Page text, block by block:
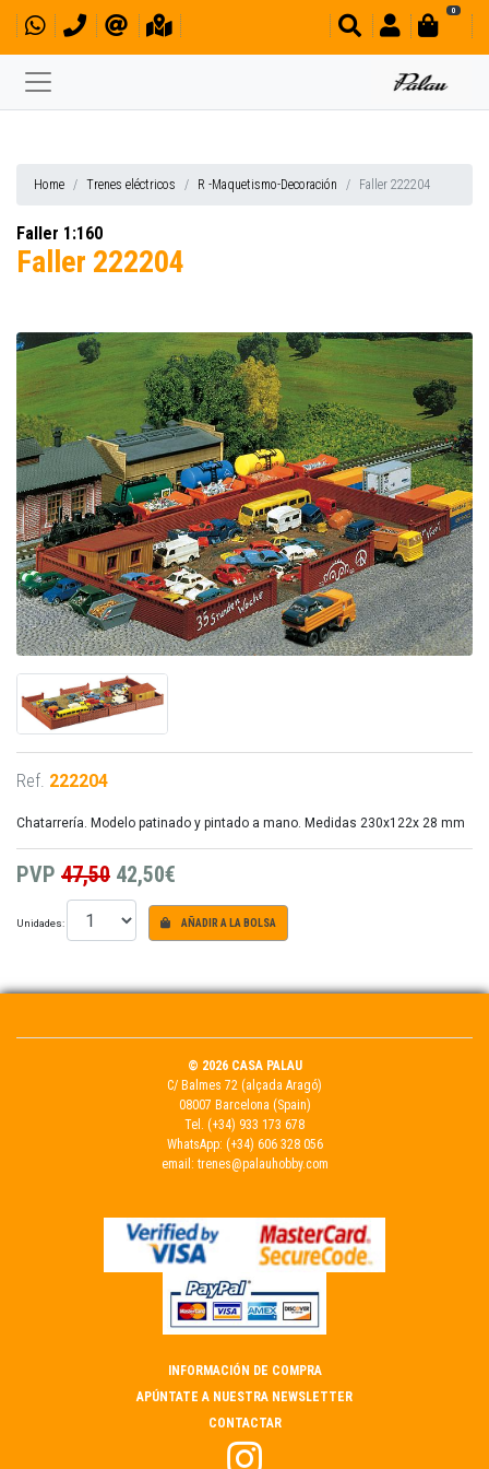
0
Home Trenes eléctricos R -Maquetismo-Decoración Faller 222204
Faller 1:160
Faller 222204
Ref. 222204
Chatarrería. Modelo patinado y pintado a mano. Medidas 230x122x 28 mm
PVP 47,50 42,50€
Unidades: AÑADIR A LA BOLSA
© 2026 CASA PALAU
C/ Balmes 72 (alçada Aragó)
08007 Barcelona (Spain)
Tel. (+34) 933 173 678
WhatsApp: (+34) 606 328 056
email: trenes@palauhobby.com
INFORMACIÓN DE COMPRA
APÚNTATE A NUESTRA NEWSLETTER
CONTACTAR